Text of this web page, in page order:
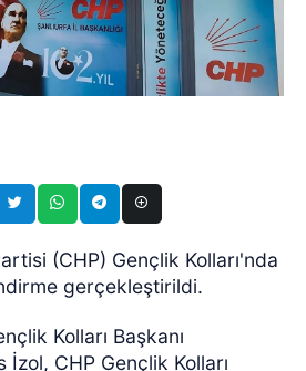
(CHP) Gençlik Kolları'nda
gerçekleştirildi.
Kolları Başkanı
CHP Gençlik Kolları